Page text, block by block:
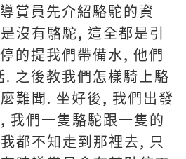
賞員先介紹駱駝的資
沒有駱駝, 這全都是引
的提我們帶備水, 他們
. 之後教我們怎樣騎上駱
難聞 . 坐好後, 我們出發
, 我們一隻駱駝跟一隻的
都不知走到那裡去, 只